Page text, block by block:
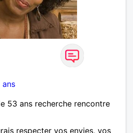
ans
53 ans recherche rencontre
respecter vos envies, vos